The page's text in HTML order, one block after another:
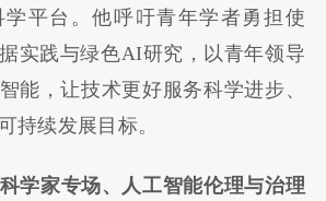
平台。他呼吁青年学者勇担使
实践与绿色AI研究，以青年领导
能，让技术更好服务科学进步、
持续发展目标。
学家专场、人工智能伦理与治理